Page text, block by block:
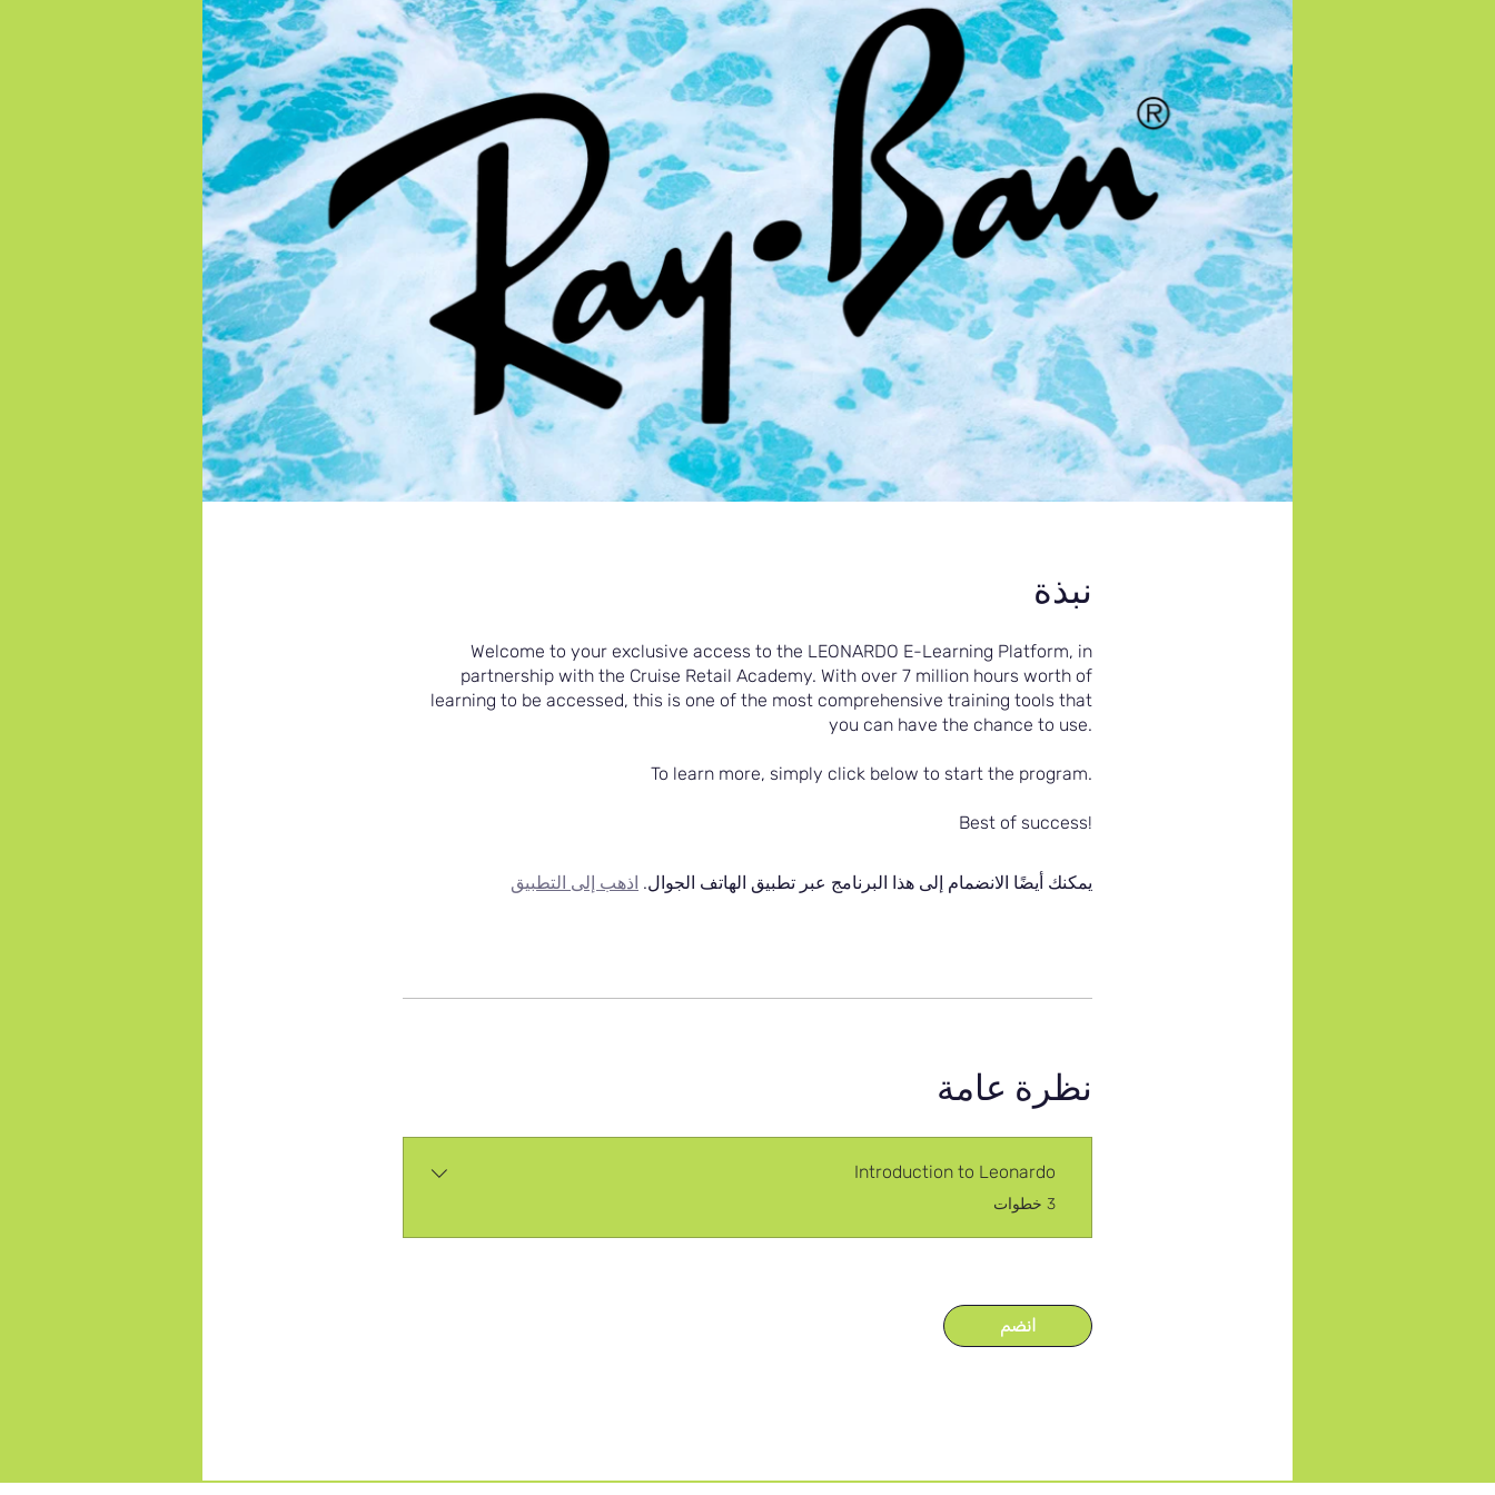
نبذة
Welcome to your exclusive access to the LEONARDO E-Learning Platform, in
partnership with the Cruise Retail Academy. With over 7 million hours worth of
learning to be accessed, this is one of the most comprehensive training tools that
you can have the chance to use.
To learn more, simply click below to start the program.
Best of success!
يمكنك أيضًا الانضمام إلى هذا البرنامج عبر تطبيق الهاتف الجوال. اذهب إلى التطبيق
نظرة عامة
Introduction to Leonardo
.
3 خطوات
انضم